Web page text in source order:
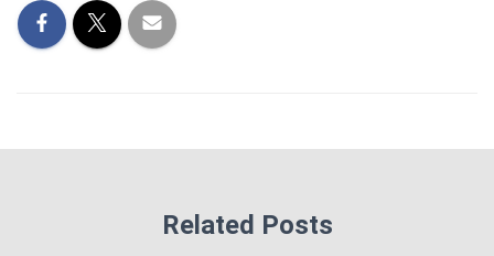
Related Posts